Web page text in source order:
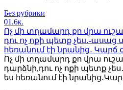
Без рубрики
01.6к.
Ոչ մի տղամարդ քո վրա
դու ոչ ոքի պետք չես․-ասաց
հեռանում էի նրանից․ Կարճ
Ոչ մի տղամարդ քո վրա
դարձնի,դու ոչ ոքի պետք
ես հեռանում էի